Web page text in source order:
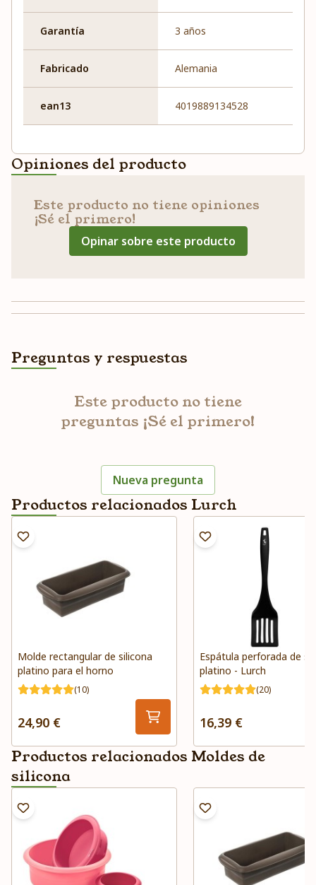
Garantía 3 años
Fabricado Alemania
ean13 4019889134528
Opiniones del producto
Este producto no tiene opiniones
¡Sé el primero!
Opinar sobre este producto
Preguntas y respuestas
Este producto no tiene
preguntas ¡Sé el primero!
Nueva pregunta
Productos relacionados Lurch
Molde rectangular de silicona
platino para el horno
(10)
24,90 €
Espátula perforada de
platino - Lurch
(20)
16,39 €
Productos relacionados Moldes de
silicona